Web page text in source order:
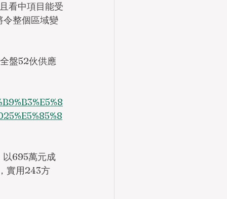
看中項目能受
令整個區域變
盤52伙供應
以695萬元成
實用243方